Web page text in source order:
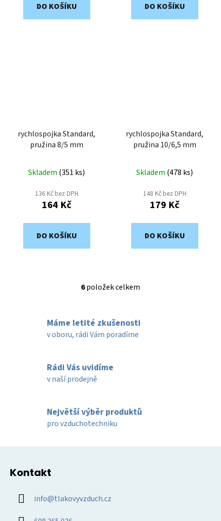
DO KOŠÍKU DO KOŠÍKU
rychlospojka Standard,
pružina 8/5 mm
Skladem (351 ks)
136 Kč bez DPH
164 Kč
DO KOŠÍKU
rychlospojka Standard,
pružina 10/6,5 mm
Skladem (478 ks)
148 Kč bez DPH
179 Kč
DO KOŠÍKU
O
á
d
í
k
y
6položek celkem
Máme letité zkušenosti
v oboru, rádi Vám poradíme
Rádi Vás uvidíme
v naší prodejně
Největší výběr produktů
pro vzduchotechniku
Kontakt
info@tlakovyvzduch.cz